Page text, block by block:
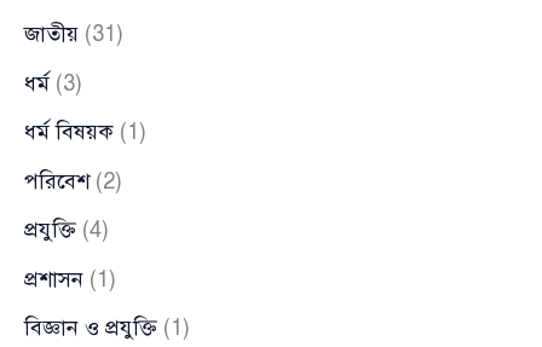
জাতীয় (31)
ধর্ম (3)
ধর্ম বিষয়ক (1)
পরিবেশ(2)
প্রযুক্তি (4)
প্রশাসন (1)
বিজ্ঞান ও প্রযুক্তি (1)